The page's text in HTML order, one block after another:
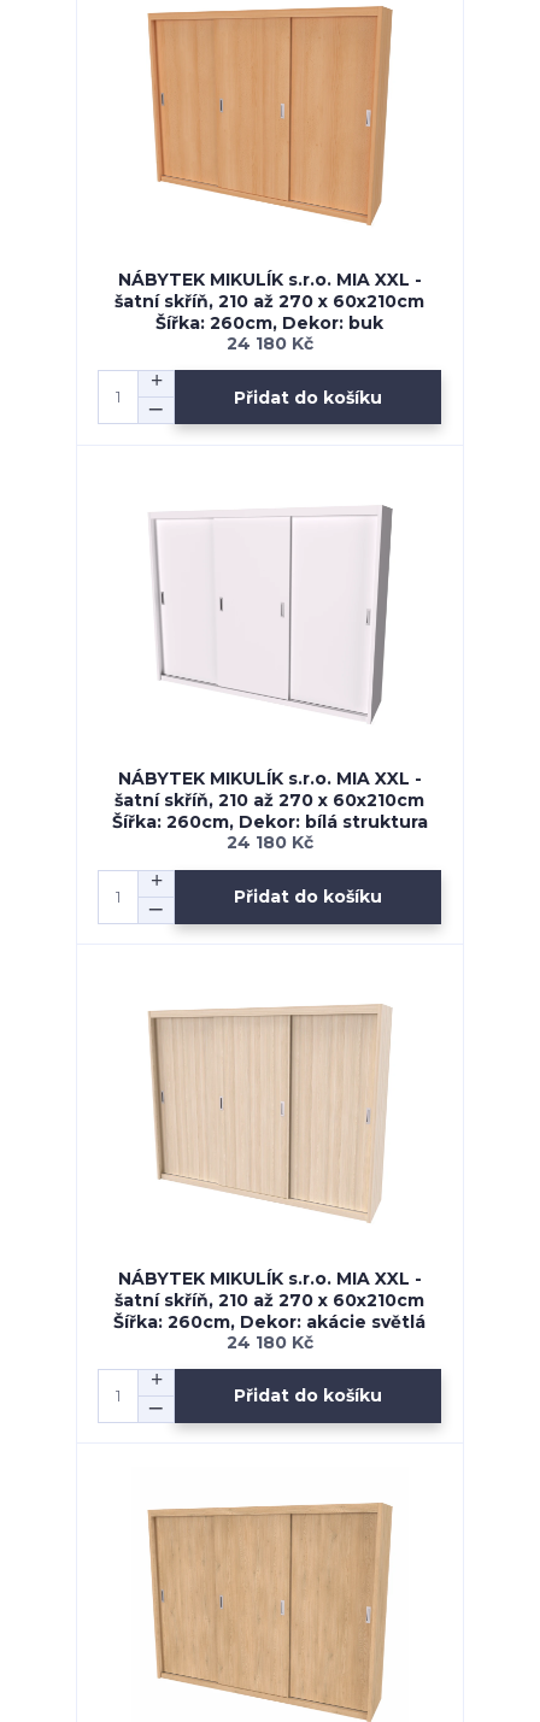
NÁBYTEK MIKULÍK s.r.o. MIA XXL -
šatní skříň, 210 až 270 x 60x210cm
Šířka: 260cm, Dekor: buk
24 180 Kč
Přidat do košíku
NÁBYTEK MIKULÍK s.r.o. MIA XXL -
šatní skříň, 210 až 270 x 60x210cm
Šířka: 260cm, Dekor: bílá struktura
24 180 Kč
Přidat do košíku
NÁBYTEK MIKULÍK s.r.o. MIA XXL -
šatní skříň, 210 až 270 x 60x210cm
Šířka: 260cm, Dekor: akácie světlá
24 180 Kč
Přidat do košíku